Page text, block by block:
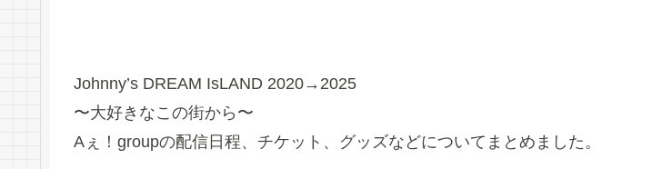
Johnny’s DREAM IsLAND 2020→2025
〜大好きなこの街から〜
Aぇ！groupの配信日程、チケット、グッズなどについてまとめました。